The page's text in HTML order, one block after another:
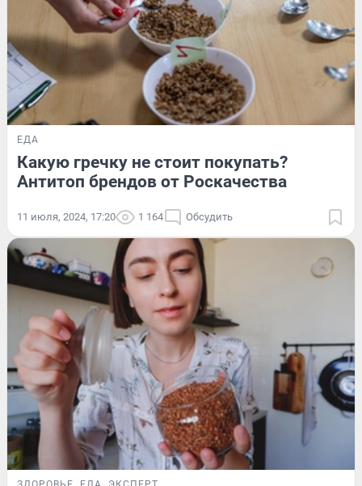
ЕДА
Какую гречку не стоит покупать?
Антитоп брендов от Роскачества
11 июля, 2024, 17:20 1 164 Обсудить